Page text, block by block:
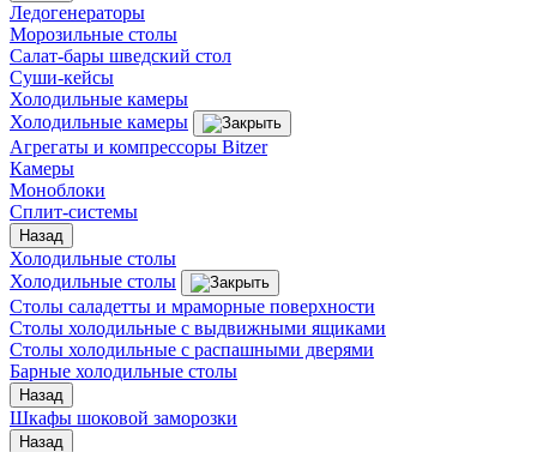
Ледогенераторы
Морозильные столы
Салат-бары шведский стол
Суши-кейсы
Холодильные камеры
Холодильные камеры
Агрегаты и компрессоры Bitzer
Камеры
Моноблоки
Сплит-системы
Назад
Холодильные столы
Холодильные столы
Столы саладетты и мраморные поверхности
Столы холодильные с выдвижными ящиками
Столы холодильные с распашными дверями
Барные холодильные столы
Назад
Шкафы шоковой заморозки
Назад